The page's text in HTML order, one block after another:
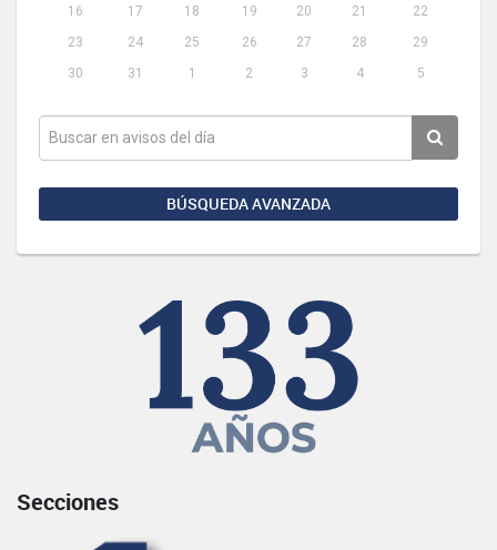
16
17 18 19 20 21
22
23
24 25 26 27 28
29
30
31 1 2 3 4 5
BÚSQUEDA AVANZADA
Secciones